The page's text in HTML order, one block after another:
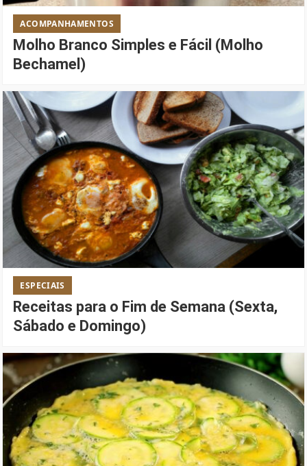
ACOMPANHAMENTOS
Molho Branco Simples e Fácil (Molho
Bechamel)
ESPECIAIS
Receitas para o Fim de Semana (Sexta,
Sábado e Domingo)